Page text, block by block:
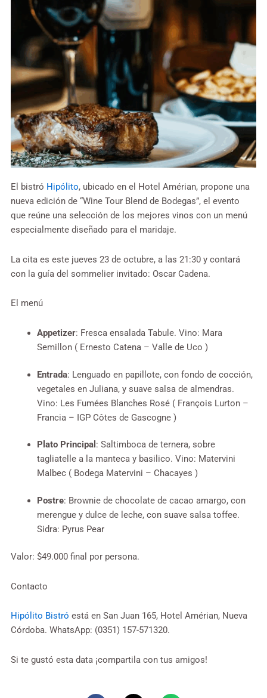
El bistró Hipólito, ubicado en el Hotel Amérian, propone una
nueva edición de “Wine Tour Blend de Bodegas”, el evento
que reúne una selección de los mejores vinos con un menú
especialmente diseñado para el maridaje.
La cita es este jueves 23 de octubre, a las 21:30 y contará
con la guía del sommelier invitado: Oscar Cadena.
El menú
Appetizer: Fresca ensalada Tabule. Vino: Mara
Semillon ( Ernesto Catena – Valle de Uco )
Entrada: Lenguado en papillote, con fondo de cocción,
vegetales en Juliana, y suave salsa de almendras.
Vino: Les Fumées Blanches Rosé ( François Lurton –
Francia – IGP Côtes de Gascogne )
Plato Principal : Saltimboca de ternera, sobre
tagliatelle a la manteca y basilico. Vino: Matervini
Malbec ( Bodega Matervini – Chacayes )
Postre: Brownie de chocolate de cacao amargo, con
merengue y dulce de leche, con suave salsa toffee.
Sidra: Pyrus Pear
Valor: $49.000 final por persona.
Contacto
Hipólito Bistró está en San Juan 165, Hotel Amérian, Nueva
Córdoba. WhatsApp: (0351) 157-571320.
Si te gustó esta data ¡compartila con tus amigos!